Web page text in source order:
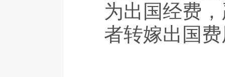
为出国经费
者转嫁出国